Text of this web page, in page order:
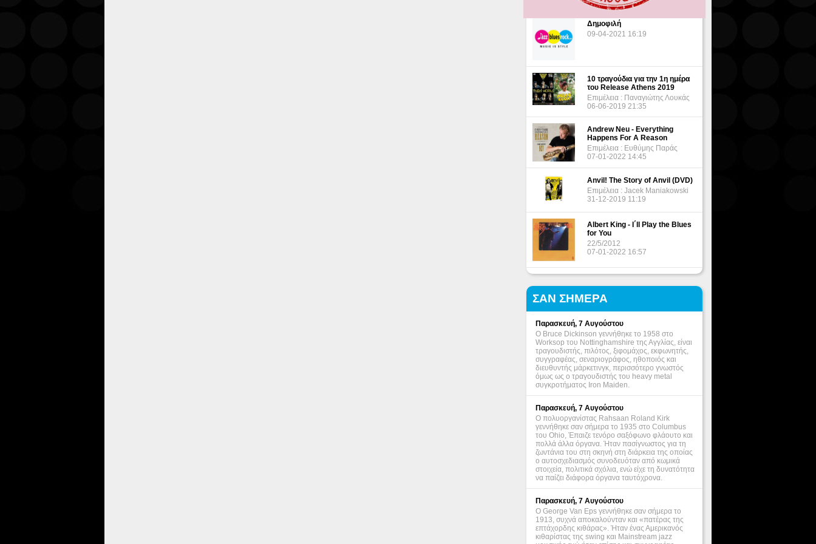
Δημοφιλή
09-04-2021 16:19
10 τραγούδια για την 1η ημέρα
του Release Athens 2019
Επιμέλεια : Παναγιώτης Λουκάς
06-06-2019 21:35
Andrew Neu - Everything
Happens For A Reason
Επιμέλεια : Ευθύμης Παράς
07-01-2022 14:45
Anvil! The Story of Anvil (DVD)
Επιμέλεια : Jacek Maniakowski
31-12-2019 11:19
Albert King - I΄ll Play the Blues
for You
22/5/2012
07-01-2022 16:57
ΣΑΝ ΣΗΜΕΡΑ
Παρασκευή, 7 Αυγούστου
Ο Bruce Dickinson γεννήθηκε το 1958 στο
Worksop του Nottinghamshire της Αγγλίας, είναι
τραγουδιστής, πιλότος, ξιφομάχος, εκφωνητής,
συγγραφέας, σεναριογράφος, ηθοποιός και
διευθυντής μάρκετινγκ, περισσότερο γνωστός
όμως ως ο τραγουδιστής του heavy metal
συγκροτήματος Iron Maiden.
Παρασκευή, 7 Αυγούστου
Ο πολυοργανίστας Rahsaan Roland Kirk
γεννήθηκε σαν σήμερα το 1935 στο Columbus
του Ohio, Έπαιζε τενόρο σαξόφωνο φλάουτο και
πολλά άλλα όργανα. Ήταν πασίγνωστος για τη
ζωντάνια του στη σκηνή στη διάρκεια της οποίας
ο αυτοσχεδιασμός συνοδευόταν από κωμικά
στοιχεία, πολιτικά σχόλια, ενώ είχε τη δυνατότητα
να παίζει διάφορα όργανα ταυτόχρονα.
Παρασκευή, 7 Αυγούστου
Ο George Van Eps γεννήθηκε σαν σήμερα το
1913, συχνά αποκαλούνταν και «πατέρας της
επτάχορδης κιθάρας». Ήταν ένας Αμερικανός
κιθαρίστας της swing και Mainstream jazz